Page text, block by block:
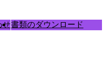
せ書類のダウンロード